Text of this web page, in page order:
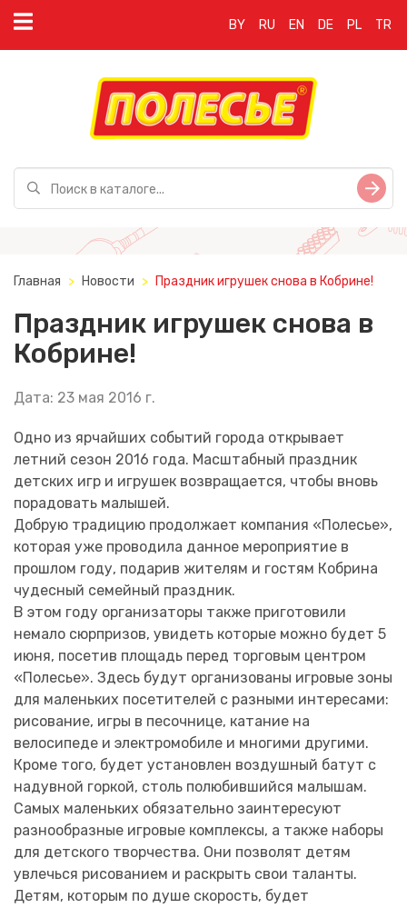
BY RU EN DE PL TR
Главная Новости Праздник игрушек снова в Кобрине!
Праздник игрушек снова в
Кобрине!
Дата: 23 мая 2016 г.
Одно из ярчайших событий города открывает
летний сезон 2016 года. Масштабный праздник
детских игр и игрушек возвращается, чтобы вновь
порадовать малышей.
Добрую традицию продолжает компания «Полесье»,
которая уже проводила данное мероприятие в
прошлом году, подарив жителям и гостям Кобрина
чудесный семейный праздник.
В этом году организаторы также приготовили
немало сюрпризов, увидеть которые можно будет 5
июня, посетив площадь перед торговым центром
«Полесье». Здесь будут организованы игровые зоны
для маленьких посетителей с разными интересами:
рисование, игры в песочнице, катание на
велосипеде и электромобиле и многими другими.
Кроме того, будет установлен воздушный батут с
надувной горкой, столь полюбившийся малышам.
Самых маленьких обязательно заинтересуют
разнообразные игровые комплексы, а также наборы
для детского творчества. Они позволят детям
увлечься рисованием и раскрыть свои таланты.
Детям, которым по душе скорость, будет